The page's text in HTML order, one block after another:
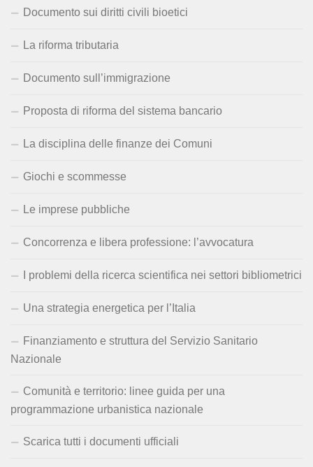
Documento sui diritti civili bioetici
La riforma tributaria
Documento sull’immigrazione
Proposta di riforma del sistema bancario
La disciplina delle finanze dei Comuni
Giochi e scommesse
Le imprese pubbliche
Concorrenza e libera professione: l’avvocatura
I problemi della ricerca scientifica nei settori bibliometrici
Una strategia energetica per l’Italia
Finanziamento e struttura del Servizio Sanitario
Nazionale
Comunità e territorio: linee guida per una
programmazione urbanistica nazionale
Scarica tutti i documenti ufficiali